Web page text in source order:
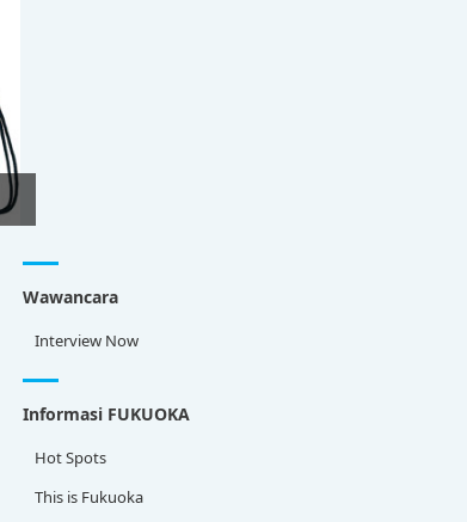
Wawancara
Interview Now
Informasi FUKUOKA
Hot Spots
This is Fukuoka